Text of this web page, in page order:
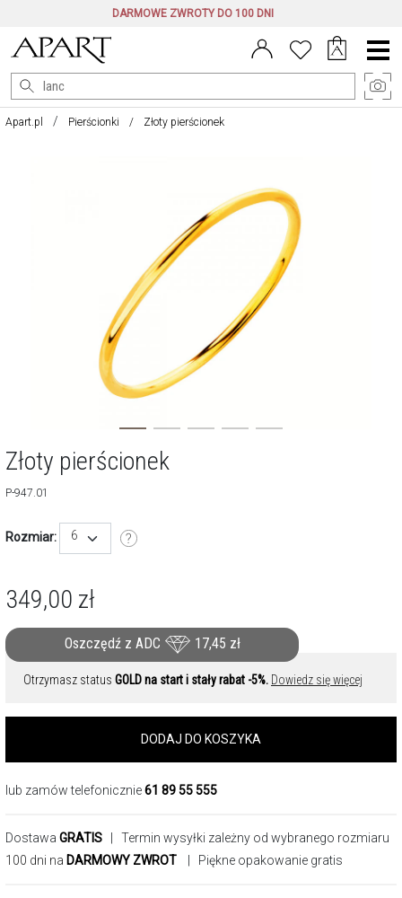
DARMOWE ZWROTY DO 100 DNI
Menu
główne
Apart.pl Pierścionki Złoty pierścionek
Złoty pierścionek
P-947.01
Rozmiar: 6
349,00 zł
Oszczędź z ADC 17,45 zł
Otrzymasz status GOLD na start i stały rabat -5%. Dowiedz się więcej
DODAJ DO KOSZYKA
lub zamów telefonicznie61 89 55 555
Dostawa GRATIS | Termin wysyłki zależny od wybranego rozmiaru
100 dni na DARMOWY ZWROT | Piękne opakowanie gratis